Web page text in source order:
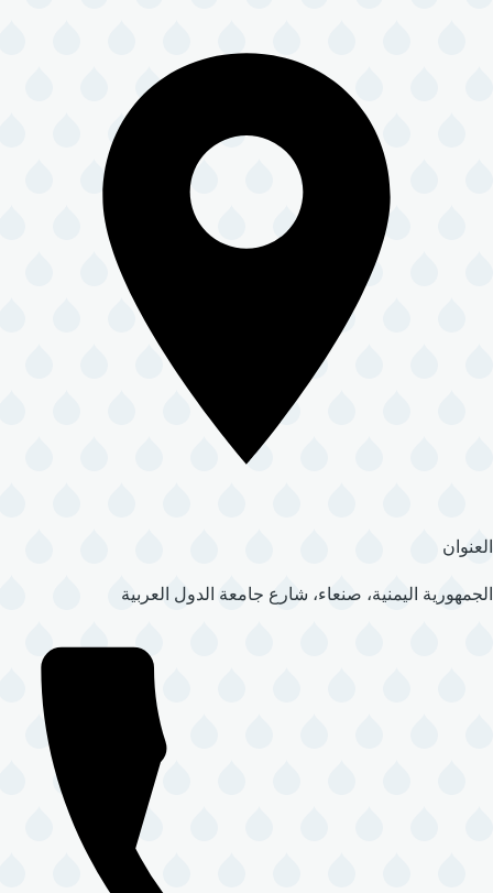
العنوان
الجمهورية اليمنية، صنعاء، شارع جامعة الدول العربية